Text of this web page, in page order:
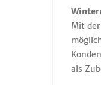
Mit
als